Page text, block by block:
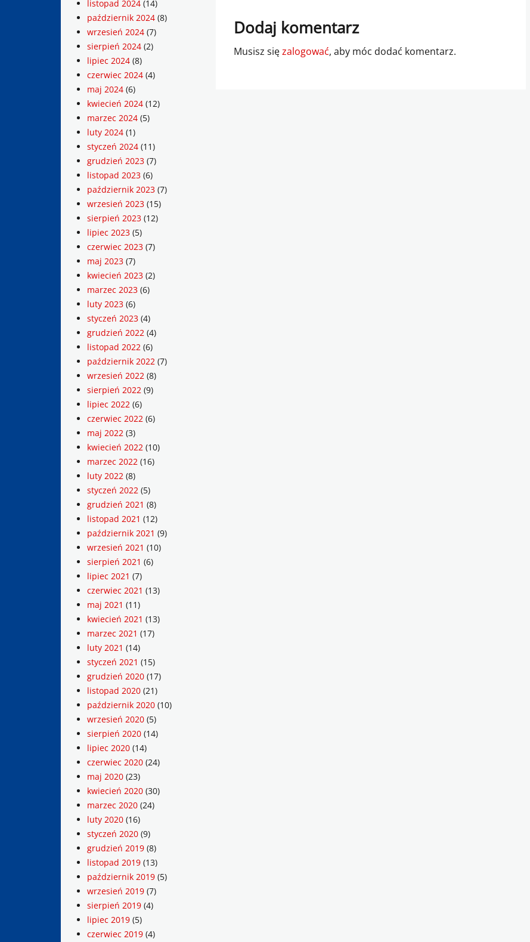
Dodaj komentarz
Musisz sięzalogować, aby móc dodać komentarz.
listopad 2024 (14)
październik 2024 (8)
wrzesień 2024 (7)
sierpień 2024 (2)
lipiec 2024 (8)
czerwiec 2024 (4)
maj 2024 (6)
kwiecień 2024 (12)
marzec 2024 (5)
luty 2024 (1)
styczeń 2024 (11)
grudzień 2023 (7)
listopad 2023 (6)
październik 2023 (7)
wrzesień 2023 (15)
sierpień 2023 (12)
lipiec 2023 (5)
czerwiec 2023 (7)
maj 2023 (7)
kwiecień 2023 (2)
marzec 2023 (6)
luty 2023 (6)
styczeń 2023 (4)
grudzień 2022 (4)
listopad 2022 (6)
październik 2022 (7)
wrzesień 2022 (8)
sierpień 2022 (9)
lipiec 2022 (6)
czerwiec 2022 (6)
maj 2022 (3)
kwiecień 2022 (10)
marzec 2022 (16)
luty 2022 (8)
styczeń 2022 (5)
grudzień 2021 (8)
listopad 2021 (12)
październik 2021 (9)
wrzesień 2021 (10)
sierpień 2021 (6)
lipiec 2021 (7)
czerwiec 2021 (13)
maj 2021 (11)
kwiecień 2021 (13)
marzec 2021 (17)
luty 2021 (14)
styczeń 2021 (15)
grudzień 2020 (17)
listopad 2020 (21)
październik 2020 (10)
wrzesień 2020 (5)
sierpień 2020 (14)
lipiec 2020 (14)
czerwiec 2020 (24)
maj 2020 (23)
kwiecień 2020 (30)
marzec 2020 (24)
luty 2020 (16)
styczeń 2020 (9)
grudzień 2019 (8)
listopad 2019 (13)
październik 2019 (5)
wrzesień 2019 (7)
sierpień 2019 (4)
lipiec 2019 (5)
czerwiec 2019 (4)